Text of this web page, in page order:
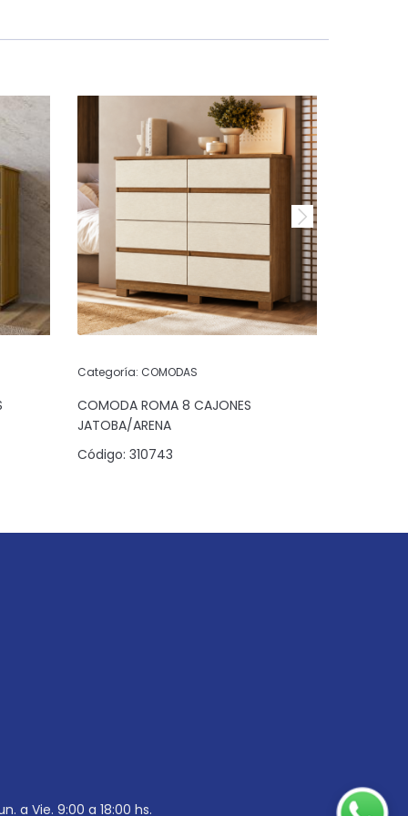
Categoría: COMODAS
COMODA ROMA 8 CAJONES
JATOBA/ARENA
Código: 310743
a Vie. 9:00 a 18:00 hs.